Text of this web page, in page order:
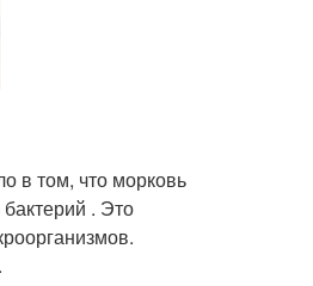
в том, что морковь
. Это